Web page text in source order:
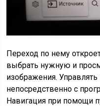
Переход по нему
выбрать нужную и
изображения.
непосредственно с
Навигация при помощи